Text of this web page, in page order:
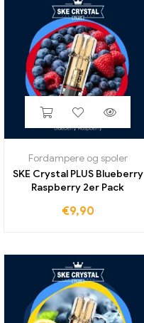
Fordampere og spoler
SKE Crystal PLUS Blueberry
Raspberry 2er Pack
€9,90